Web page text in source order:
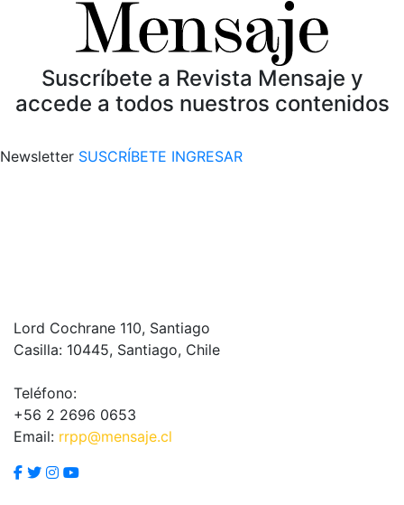
Suscríbete a Revista Mensaje y
accede a todos nuestros contenidos
Newsletter SUSCRÍBETE INGRESAR
Lord Cochrane 110, Santiago
Casilla: 10445, Santiago, Chile
Teléfono:
+56 2 2696 0653
Email: rrpp@mensaje.cl